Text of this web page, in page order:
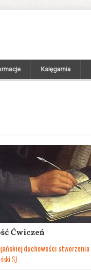
Księgarnia
Ćwiczeń
duchowości stworzenia
SJ